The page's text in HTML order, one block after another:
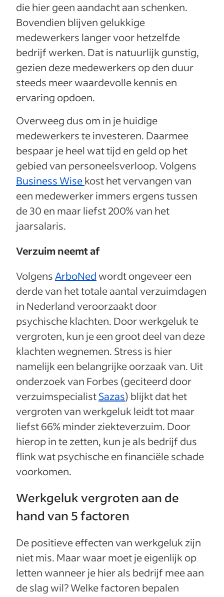
die hier geen aandacht aan schenken.
Bovendien blijven gelukkige
medewerkers langer voor hetzelfde
bedrijf werken. Dat is natuurlijk gunstig,
gezien deze medewerkers op den duur
steeds meer waardevolle kennis en
ervaring opdoen.
Overweeg dus om in je huidige
medewerkers te investeren. Daarmee
bespaar je heel wat tijd en geld op het
gebied van personeelsverloop. Volgens
Business Wisekost het vervangen van
een medewerker immers ergens tussen
de 30 en maar liefst 200% van het
jaarsalaris.
Verzuim neemt af
VolgensArboNedwordt ongeveer een
derde van het totale aantal verzuimdagen
in Nederland veroorzaakt door
psychische klachten. Door werkgeluk te
vergroten, kun je een groot deel van deze
klachten wegnemen. Stress is hier
namelijk een belangrijke oorzaak van. Uit
onderzoek van Forbes (geciteerd door
verzuimspecialistSazas) blijkt dat het
vergroten van werkgeluk leidt tot maar
liefst 66% minder ziekteverzuim. Door
hierop in te zetten, kun je als bedrijf dus
flink wat psychische en financiële schade
voorkomen.
Werkgeluk vergroten aan de
hand van 5 factoren
De positieve effecten van werkgeluk zijn
niet mis. Maar waar moet je eigenlijk op
letten wanneer je hier als bedrijf mee aan
de slag wil? Welke factoren bepalen